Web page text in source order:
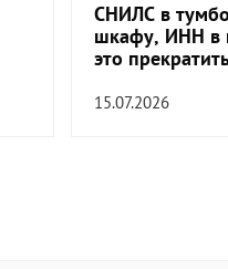
СНИЛС в
шкафу, ИНН в
это
15.07.2026